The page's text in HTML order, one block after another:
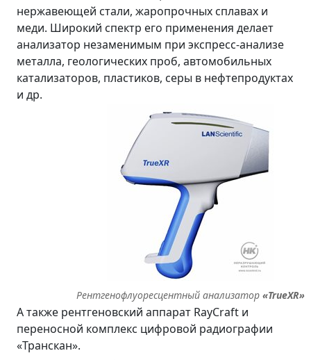
нержавеющей стали, жаропрочных сплавах и
меди. Широкий спектр его применения делает
анализатор незаменимым при экспресс-анализе
металла, геологических проб, автомобильных
катализаторов, пластиков, серы в нефтепродуктах
и др.
Рентгенофлуоресцентный анализатор«TrueXR»
А также рентгеновский аппарат RayCraft и
переносной комплекс цифровой радиографии
«Транскан».